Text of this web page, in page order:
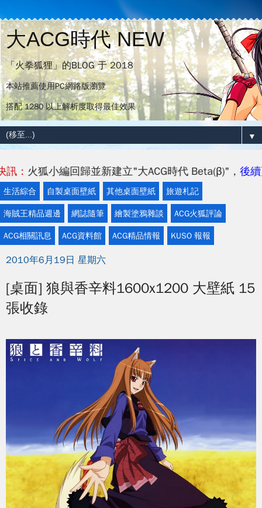
大ACG時代 NEW
「火拳狐狸」的BLOG 于 2018
本站推薦使用PC網路版瀏覽
搭配 1280 以上解析度取得最佳效果
▼
火狐小編回歸並新建立"大ACG時代 Beta(β)"，後續更新
生活綜合 自製桌面壁紙 其他桌面壁紙 旅遊札記
海賊王精品週邊 網誌隨筆 繪製塗鴉雜談 ACG火狐評論
ACG相關訊息 ACG資料館 ACG精品情報 KUSO 報報
2010年6月19日 星期六
[桌面] 狼與香辛料1600x1200 大壁紙 15
張收錄